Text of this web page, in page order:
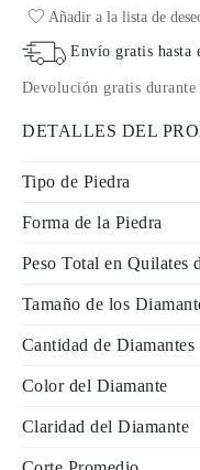
Añadir a la lista de
Envío gratis hasta
Devolución gratis durante
DETALLES DEL
Tipo de Piedra
Forma de la Piedra
Peso Total en Quilates
Tamaño de los
Cantidad de Diamantes
Color del Diamante
Claridad del Diamante